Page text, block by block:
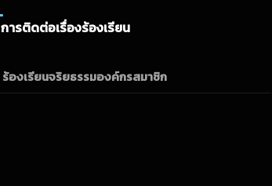
การติดต่อเรื่องร้องเรียน
ร้องเรียนจริยธรรมองค์กรสมาชิก